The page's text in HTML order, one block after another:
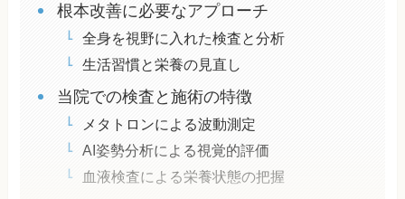
根本改善に必要なアプローチ
全身を視野に入れた検査と分析
生活習慣と栄養の見直し
当院での検査と施術の特徴
メタトロンによる波動測定
AI姿勢分析による視覚的評価
血液検査による栄養状態の把握